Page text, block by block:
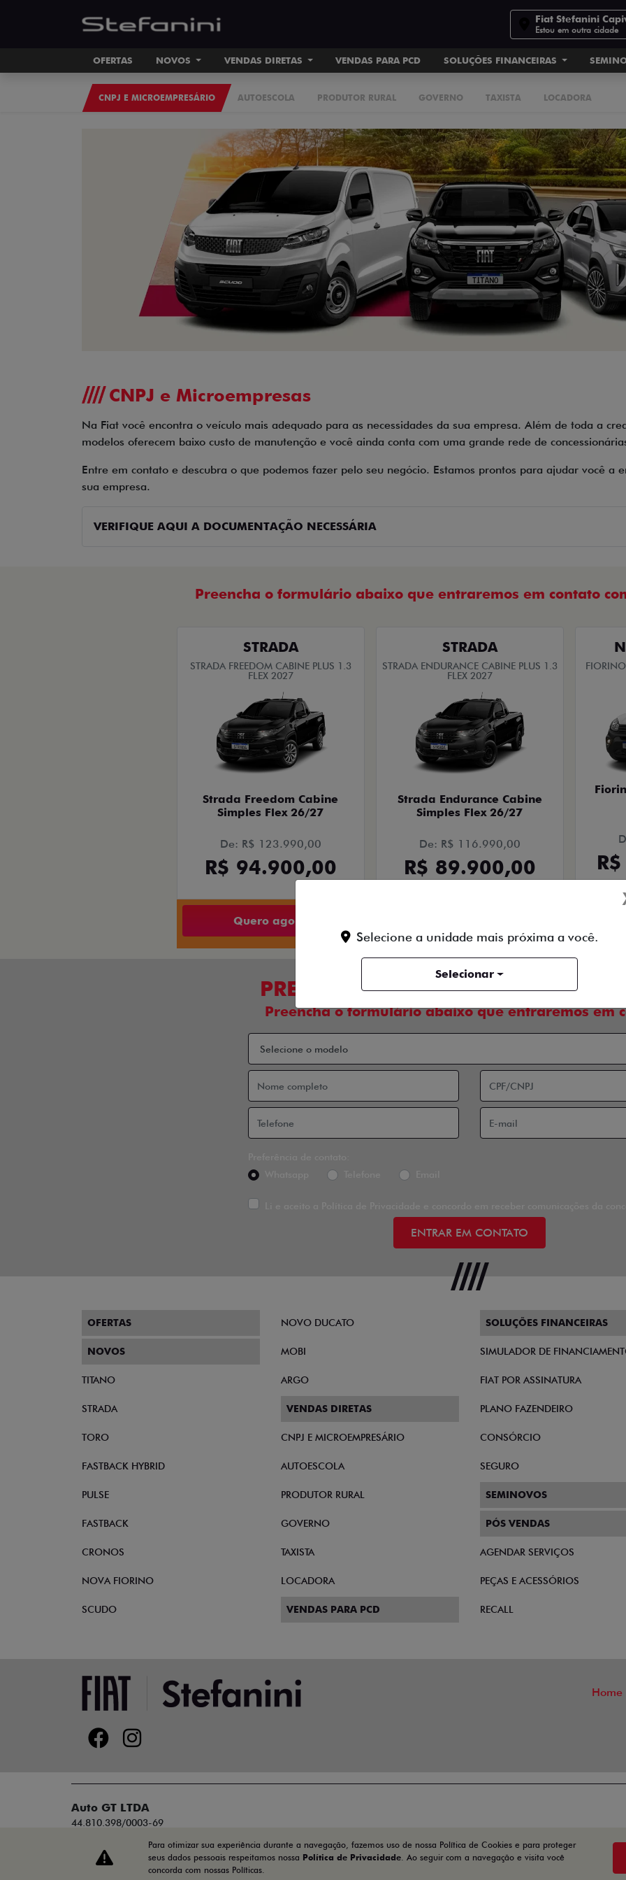
Fiat Stefanini
Estou em outra cidade
OFERTAS NOVOS VENDAS DIRETAS VENDAS PARA PCD SOLUÇÕES FINANCEIRAS
CNPJ E MICROEMPRESÁRIO AUTOESCOLA PRODUTOR RURAL GOVERNO TAXISTA LOCADORA
CNPJ e Microempresas
Na Fiat você encontra o veículo mais adequado para as necessidades da sua empresa. Além de toda a
modelos oferecem baixo custo de manutenção e você ainda conta com uma grande rede de
Entre em contato e descubra o que podemos fazer pelo seu negócio. Estamos prontos para ajudar você a
sua empresa.
VERIFIQUE AQUI A DOCUMENTAÇÃO NECESSÁRIA
Preencha o formulário abaixo que entraremos em contato
STRADA
STRADA FREEDOM CABINE PLUS 1.3
FLEX 2027
Strada Freedom Cabine
Simples Flex 26/27
De: R$ 123.990,00
R$ 94.900,00
Quero agora
STRADA
STRADA ENDURANCE CABINE PLUS 1.3
FLEX 2027
Strada Endurance Cabine
Simples Flex 26/27
De: R$ 116.990,00
R$ 89.900,00
PRECISA DE AJUDA OU TEM
Preencha o formulário abaixo que entraremos em
ENTRAR EM CONTATO
OFERTAS
NOVOS
TITANO
STRADA
TORO
FASTBACK HYBRID
PULSE
FASTBACK
CRONOS
NOVA FIORINO
SCUDO
NOVO DUCATO
MOBI
ARGO
VENDAS DIRETAS
CNPJ E MICROEMPRESÁRIO
AUTOESCOLA
PRODUTOR RURAL
GOVERNO
TAXISTA
LOCADORA
VENDAS PARA PCD
SOLUÇÕES FINANCEIRAS
SIMULADOR DE
FIAT POR ASSINATURA
PLANO FAZENDEIRO
CONSÓRCIO
SEGURO
SEMINOVOS
PÓS VENDAS
AGENDAR SERVIÇOS
PEÇAS E ACESSÓRIOS
RECALL
Home
Auto GT LTDA
44.810.398/0003-69
Selecione a unidade mais próxima a você.
Selecionar
Para otimizar sua experiência durante a navegação, fazemos uso de nossa Política de Cookies e para proteger
seus dados pessoais respeitamos nossa Política de Privacidade. Ao seguir com a navegação e visita você
concorda com nossas Políticas.